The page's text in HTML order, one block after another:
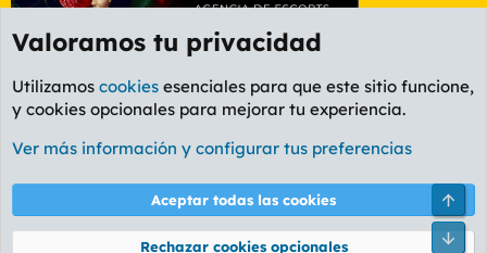
Etiquetas
Cookies
PL OLDSTYLE AMARILLO
Términos y reglas Política de privacidad Ayuda
Valoramos tu privacidad
Utilizamos cookies esenciales para que este sitio funcione,
y cookies opcionales para mejorar tu experiencia.
Ver más información y configurar tus preferencias
Aceptar todas las cookies
Rechazar cookies opcionales
Pie